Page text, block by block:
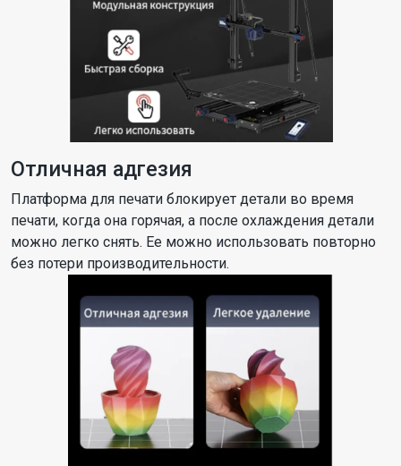
Отличная адгезия
Платформа для печати блокирует детали во время
печати, когда она горячая, а после охлаждения детали
можно легко снять. Ее можно использовать повторно
без потери производительности.